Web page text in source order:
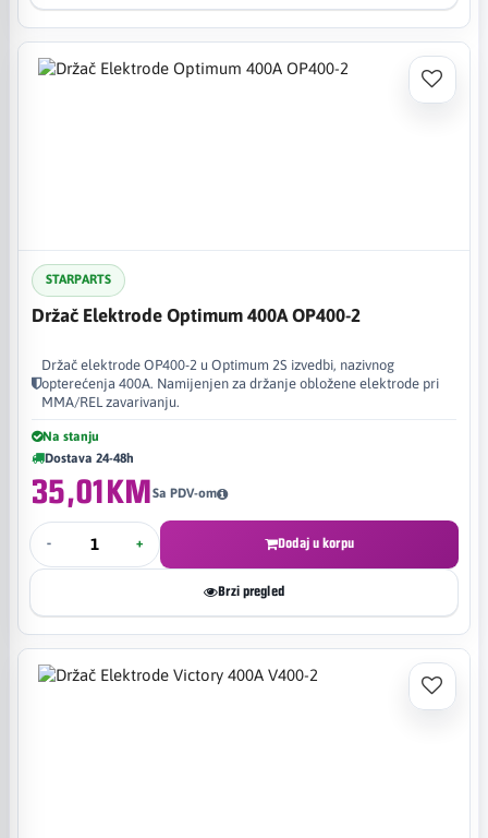
STARPARTS
Držač Elektrode Optimum 400A OP400-2
Držač elektrode OP400-2 u Optimum 2S izvedbi, nazivnog
opterećenja 400A. Namijenjen za držanje obložene elektrode pri
MMA/REL zavarivanju.
Na stanju
Dostava 24-48h
35,01KMSa PDV-om
- + Dodaj u korpu
Brzi pregled